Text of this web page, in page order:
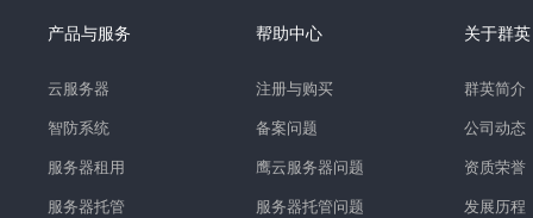
产品与服务
云服务器
智防系统
服务器租用
服务器托管
帮助中心
注册与购买
备案问题
鹰云服务器问题
服务器托管问题
关于群英
群英简介
公司动态
资质荣誉
发展历程